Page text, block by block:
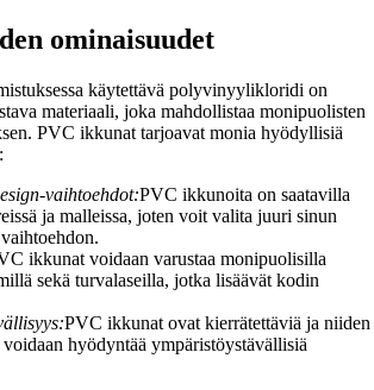
ominaisuudet
käytettävä polyvinyylikloridi on
materiaali, joka mahdollistaa monipuolisten
PVC ikkunat tarjoavat monia hyödyllisiä
vaihtoehdot:PVC ikkunoita on saatavilla
ja malleissa, joten voit valita juuri sinun
ikkunat voidaan varustaa monipuolisilla
sekä turvalaseilla, jotka lisäävät kodin
PVC ikkunat ovat kierrätettäviä ja niiden
voidaan hyödyntää ympäristöystävällisiä